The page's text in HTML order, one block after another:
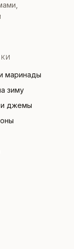
маринады
зиму
и джемы